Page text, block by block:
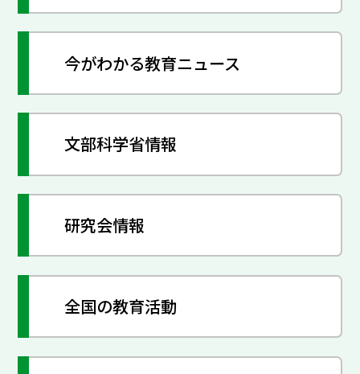
今がわかる教育ニュース
文部科学省情報
研究会情報
全国の教育活動